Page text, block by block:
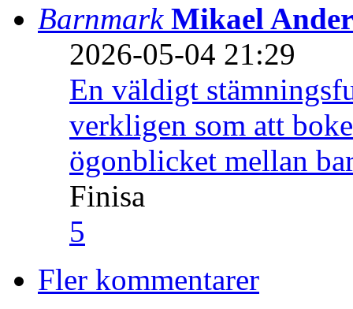
Barnmark Mikael
2026-05-04 21:29
En väldigt
verkligen som att
ögonblicket mellan
Finisa
5
Fler kommentarer